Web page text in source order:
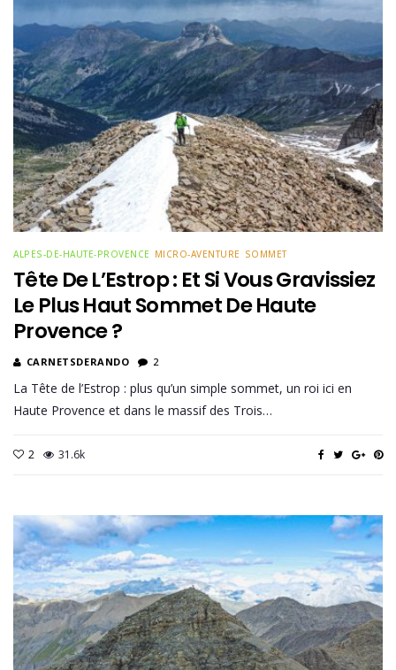
ALPES-DE-HAUTE-PROVENCE MICRO-AVENTURE SOMMET
Tête De L’Estrop : Et Si Vous Gravissiez
Le Plus Haut Sommet De Haute
Provence ?
CARNETSDERANDO 2
La Tête de l’Estrop : plus qu’un simple sommet, un roi ici en
Haute Provence et dans le massif des Trois…
2 31.6k